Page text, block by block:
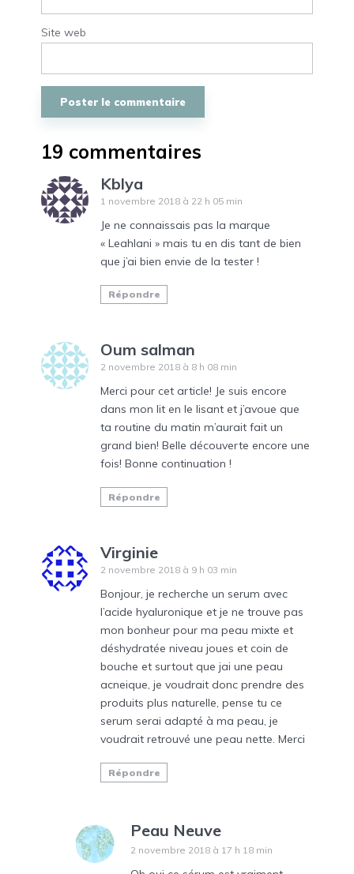
Site web
19 commentaires
Kblya
1 novembre 2018 à 22 h 05 min
Je ne connaissais pas la marque
« Leahlani » mais tu en dis tant de bien
que j’ai bien envie de la tester !
Répondre
Oum salman
2 novembre 2018 à 8 h 08 min
Merci pour cet article! Je suis encore
dans mon lit en le lisant et j’avoue que
ta routine du matin m’aurait fait un
grand bien! Belle découverte encore une
fois! Bonne continuation !
Répondre
Virginie
2 novembre 2018 à 9 h 03 min
Bonjour, je recherche un serum avec
l’acide hyaluronique et je ne trouve pas
mon bonheur pour ma peau mixte et
déshydratée niveau joues et coin de
bouche et surtout que jai une peau
acneique, je voudrait donc prendre des
produits plus naturelle, pense tu ce
serum serai adapté à ma peau, je
voudrait retrouvé une peau nette. Merci
Répondre
Peau Neuve
2 novembre 2018 à 17 h 18 min